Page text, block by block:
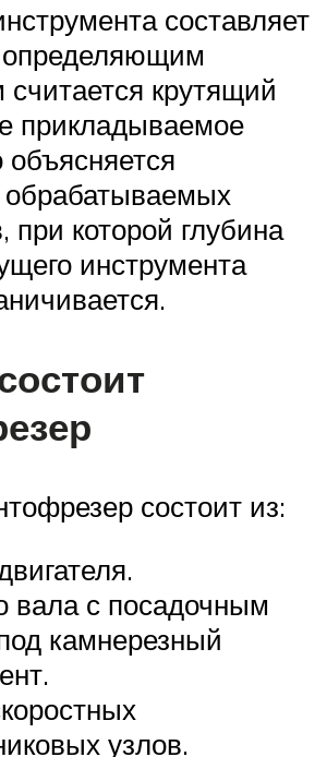
составляет
определяющим
крутящий
прикладываемое
обрабатываемых
при которой глубина
инструмента
состоит из:
вала с посадочным
камнерезный
узлов.